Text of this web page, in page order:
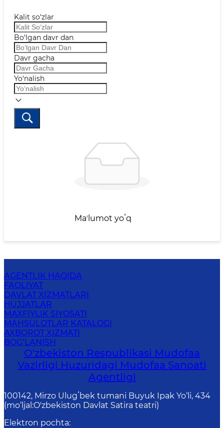
Kalit so‘zlar
Bo‘lgan davr dan
Davr gacha
Yo‘nalish
Maʼlumot yoʻq
AGENTLIK HAQIDA
FAOLIYAT
DAVLAT XIZMATLARI
HUJJATLAR
MAXFIYLIK SIYOSATI
MAHSULOTLAR KATALOGI
AXBOROT XIZMATI
BOG‘LANISH
O'zbekiston Respublikasi Mudofaa
Vazirligi Huzuridagi Mudofaa Sanoati
Agentligi
100142, Mirzo Ulugʻbek tumani Buyuk Ipak Yo‘li, 434
(mo‘ljal:O'zbekiston Davlat Satira teatri)
Elektron pochta: